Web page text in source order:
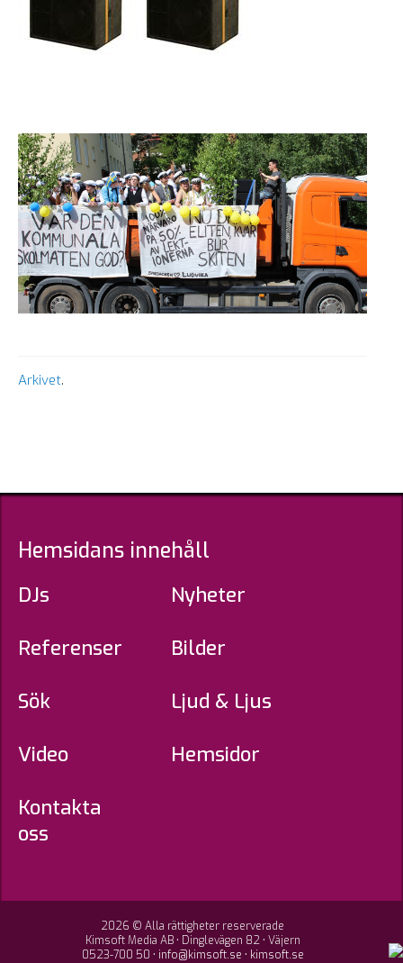
Arkivet.
Hemsidans innehåll
DJs Nyheter
Referenser Bilder
Sök Ljud & Ljus
Video Hemsidor
Kontakta
oss
2026 © Alla rättigheter reserverade
Kimsoft Media AB • Dinglevägen 82 • Väjern
0523-700 50 • info@kimsoft.se • kimsoft.se